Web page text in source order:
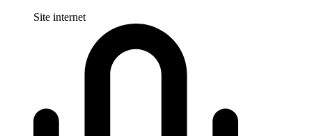
Site internet